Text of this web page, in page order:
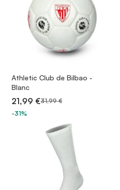
Athletic Club de Bilbao -
Blanc
21,99 €31,99 €
-31%